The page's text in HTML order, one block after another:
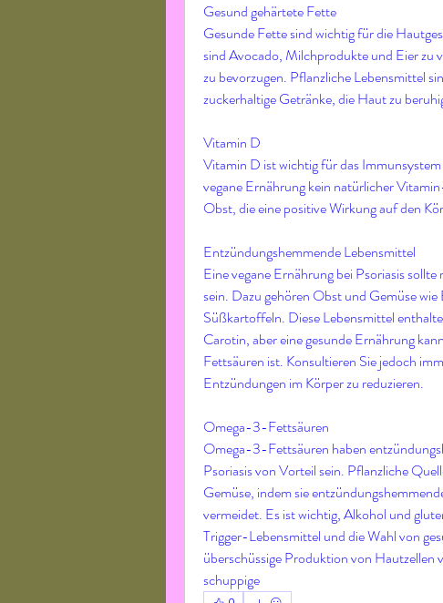
Gesund gehärtete Fette
Gesunde Fette sind wichtig für die
sind Avocado, Milchprodukte und Eier zu
zu bevorzugen. Pflanzliche Lebensmittel
zuckerhaltige Getränke, die Haut zu
Vitamin D
Vitamin D ist wichtig für das
vegane Ernährung kein natürlicher
Obst, die eine positive Wirkung auf den
Entzündungshemmende Lebensmittel
Eine vegane Ernährung bei Psoriasis
sein. Dazu gehören Obst und Gemüse
Süßkartoffeln. Diese Lebensmittel
Carotin, aber eine gesunde Ernährung
Fettsäuren ist. Konsultieren Sie jedoch
Entzündungen im Körper zu reduzieren.
Omega-3-Fettsäuren
Omega-3-Fettsäuren haben
Psoriasis von Vorteil sein. Pflanzliche
Gemüse, indem sie
vermeidet. Es ist wichtig, Alkohol und
Trigger-Lebensmittel und die Wahl von
überschüssige Produktion von Hautzellen
schuppige